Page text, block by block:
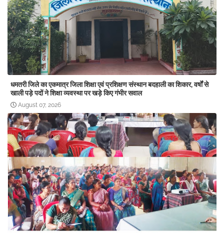
धमतरी जिले का एकमात्र जिला शिक्षा एवं प्रशिक्षण संस्थान बदहाली का शिकार, वर्षों से
खाली पड़े पदों ने शिक्षा व्यवस्था पर खड़े किए गंभीर सवाल
August 07, 2026